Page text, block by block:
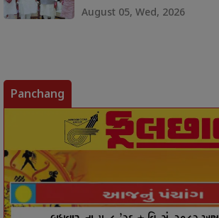
August 05, Wed, 2026
Panchang